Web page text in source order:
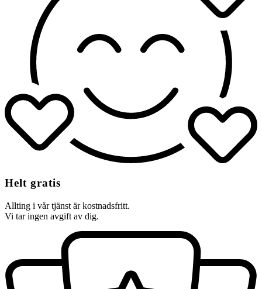
Helt gratis
Allting i vår tjänst är kostnadsfritt.
Vi tar ingen avgift av dig.